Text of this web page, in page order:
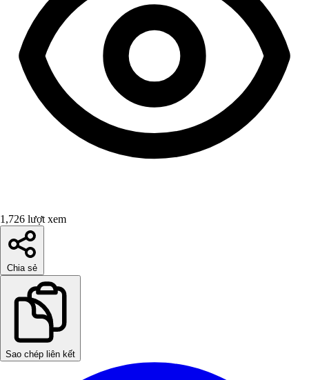
1,726 lượt xem
Chia sẻ
Sao chép liên kết